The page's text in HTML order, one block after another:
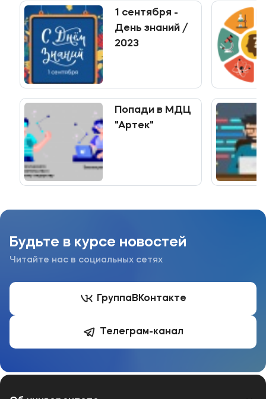
+7 (495) 221-10-01
+7 (800) 200-80-66
Полезное
Об образовательной организации
Банковские реквизиты
Мы в соцсетях
1 сентября -
День знаний /
2023
Попади в МДЦ
"Артек"
Будьте в курсе новостей
Читайте нас в социальных сетях
Группа ВКонтакте
Телеграм-канал